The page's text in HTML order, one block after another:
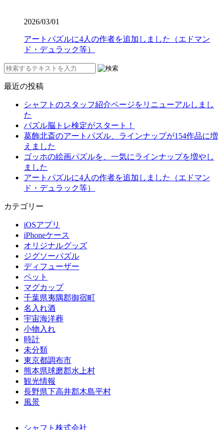
2026/03/01
アートパズルに4人の作者を追加しました（エドマン
ド・デュラック等）
最近の投稿
シャフトのスタッフ紹介ページをリニューアルしまし
た
パズル脳トレ検定がスタート！
葛飾北斎のアートパズル、ラインナップが154作品に増
えました
ゴッホの絵画パズルを、一気にラインナップを増やし
ました
アートパズルに4人の作者を追加しました（エドマン
ド・デュラック等）
カテゴリー
iOSアプリ
iPhoneケース
オリジナルグッズ
ジグソーパズル
ディフューザー
ペット
マグカップ
千葉県夷隅郡御宿町
名入れ酒
宇宙海洋葬
小物入れ
時計
未分類
東京都調布市
熊本県球磨郡水上村
観光情報
長野県下高井郡木島平村
風景
シャフト株式会社